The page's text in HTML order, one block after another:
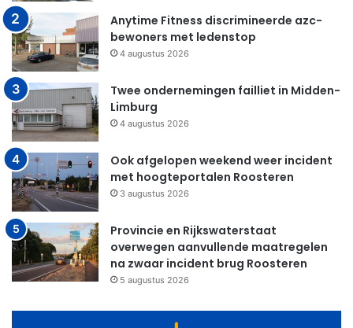
Anytime Fitness discrimineerde azc-
bewoners met ledenstop
4 augustus 2026
Twee ondernemingen failliet in Midden-
Limburg
4 augustus 2026
Ook afgelopen weekend weer incident
met hoogteportalen Roosteren
3 augustus 2026
Provincie en Rijkswaterstaat
overwegen aanvullende maatregelen
na zwaar incident brug Roosteren
5 augustus 2026